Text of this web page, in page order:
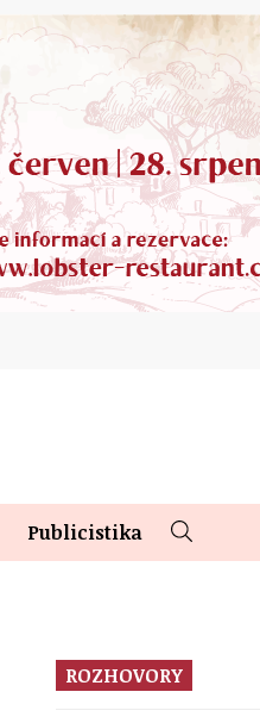
Publicistika
ROZHOVORY